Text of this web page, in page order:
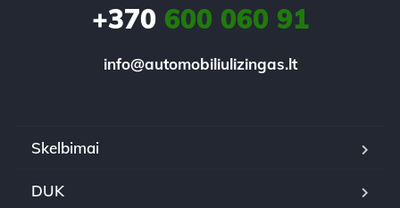
+370600 060 91
info@automobiliulizingas.lt
Skelbimai
DUK